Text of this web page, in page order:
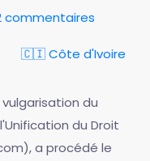
commentaires
🇨🇮 Côte d'Ivoire
du
du Droit
a procédé le